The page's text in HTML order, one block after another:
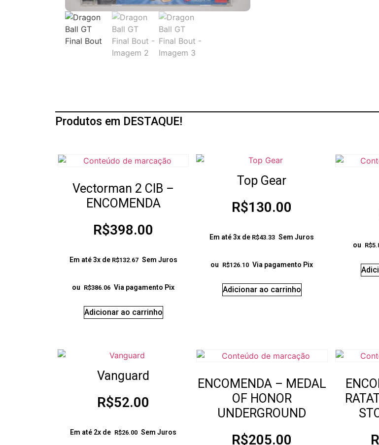
Produtos em DESTAQUE!
Vectorman 2 CIB –
ENCOMENDA
R$398.00
Em até 3x de R$132.67 Sem Juros
ou R$386.06 Via pagamento Pix
Adicionar ao carrinho
Top Gear
R$130.00
Em até 3x de R$43.33 Sem Juros
ou R$126.10 Via pagamento Pix
Adicionar ao carrinho
ou R$
Vanguard
R$52.00
Em até 2x de R$26.00 Sem Juros
ENCOMENDA – MEDAL
OF HONOR
UNDERGROUND
R$205.00